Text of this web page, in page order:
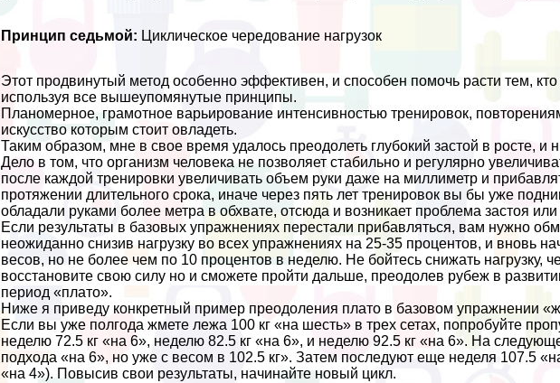
Принцип седьмой: Циклическое чередование нагрузок
Этот продвинутый метод особенно эффективен, и способен помочь расти тем,
используя все вышеупомянутые принципы.
Планомерное, грамотное варьирование интенсивностью тренировок,
искусство которым стоит овладеть.
Таким образом, мне в свое время удалось преодолеть глубокий застой в росте, и
Дело в том, что организм человека не позволяет стабильно и регулярно
после каждой тренировки увеличивать объем руки даже на миллиметр и
протяжении длительного срока, иначе через пять лет тренировок вы бы уже
обладали руками более метра в обхвате, отсюда и возникает проблема застоя или
Если результаты в базовых упражнениях перестали прибавляться, вам нужно
неожиданно снизив нагрузку во всех упражнениях на 25-35 процентов, и вновь
весов, но не более чем по 10 процентов в неделю. Не бойтесь снижать нагрузку,
восстановите свою силу но и сможете пройти дальше, преодолев рубеж в
период «плато».
Ниже я приведу конкретный пример преодоления плато в базовом упражнении
Если вы уже полгода жмете лежа 100 кг «на шесть» в трех сетах, попробуйте
неделю 72.5 кг «на 6», неделю 82.5 кг «на 6», и неделю 92.5 кг «на 6». На
подхода «на 6», но уже с весом в 102.5 кг». Затем последуют еще неделя 107.5
«на 4»). Повысив свои результаты, начинайте новый цикл.